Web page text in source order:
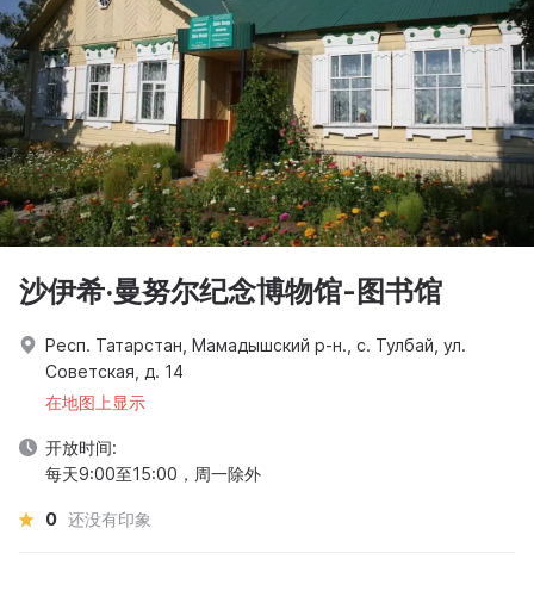
沙伊希·曼努尔纪念博物馆-图书馆
Респ. Татарстан, Мамадышский р-н., с. Тулбай, ул.
Советская, д. 14
在地图上显示
开放时间:
每天9:00至15:00，周一除外
0 还没有印象